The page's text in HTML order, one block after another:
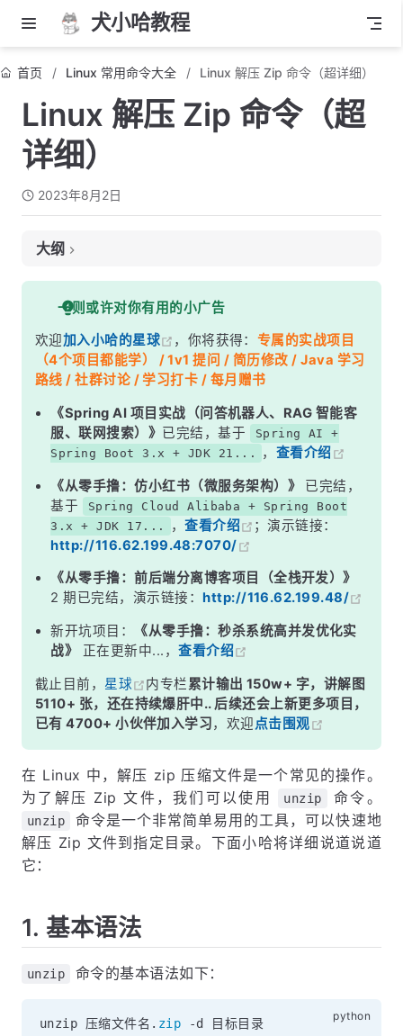
犬小哈教程
首页 Linux 常用命令大全 Linux 解压 Zip 命令（超详细）
Linux 解压 Zip 命令（超
详细）
2023年8月2日
大纲
1. 基本语法
2. 解压到当前目录
3. 解压到指定目录
4. 查看 Zip 文件内容
一则或许对你有用的小广告
欢迎加入小哈的星球 ，你将获得： 专属的实战项目
（4个项目都能学） / 1v1 提问 / 简历修改 / Java 学习
路线 / 社群讨论 / 学习打卡 / 每月赠书
《Spring AI 项目实战（问答机器人、RAG 智能客
服、联网搜索）》 已完结，基于
Spring AI +
Spring Boot 3.x + JDK 21...
， 查看介绍
《从零手撸：仿小红书（微服务架构）》
已完结，
基于
Spring Cloud Alibaba + Spring Boot
3.x + JDK 17...
，查看介绍
；演示链接：
http://116.62.199.48:7070/
《从零手撸：前后端分离博客项目（全栈开发）》
2 期已完结，演示链接： http://116.62.199.48/
新开坑项目：
《从零手撸：秒杀系统高并发优化实
战》
正在更新中...，查看介绍
截止目前， 星球 内专栏累计输出 150w+ 字，讲解图
5110+ 张，还在持续爆肝中.. 后续还会上新更多项目，
已有 4700+ 小伙伴加入学习，欢迎点击围观
在 Linux 中，解压 zip 压缩文件是一个常见的操作。
为了解压 Zip 文件，我们可以使用
unzip 命令。
unzip
命令是一个非常简单易用的工具，可以快速地
解压 Zip 文件到指定目录。下面小哈将详细说道说道
它：
1. 基本语法
unzip 命令的基本语法如下：
unzip 压缩文件名 . zip -